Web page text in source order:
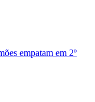
empatam em 2º